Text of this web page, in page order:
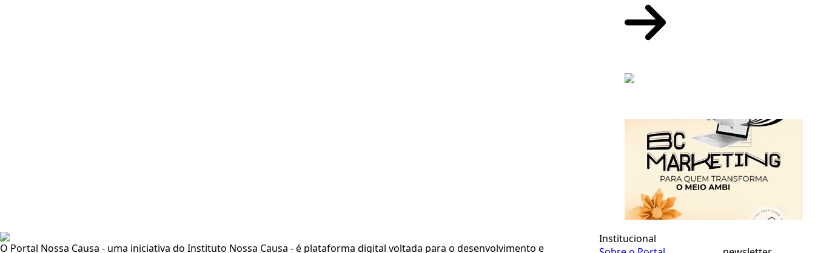
O Portal Nossa Causa - uma iniciativa do Instituto Nossa Causa - é plataforma digital voltada para o desenvolvimento e
Institucional